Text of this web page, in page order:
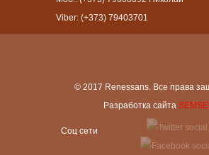
Viber: (+373) 79403701
© 2017 Renessans. Все права
Разработка сайта
Cоц сети